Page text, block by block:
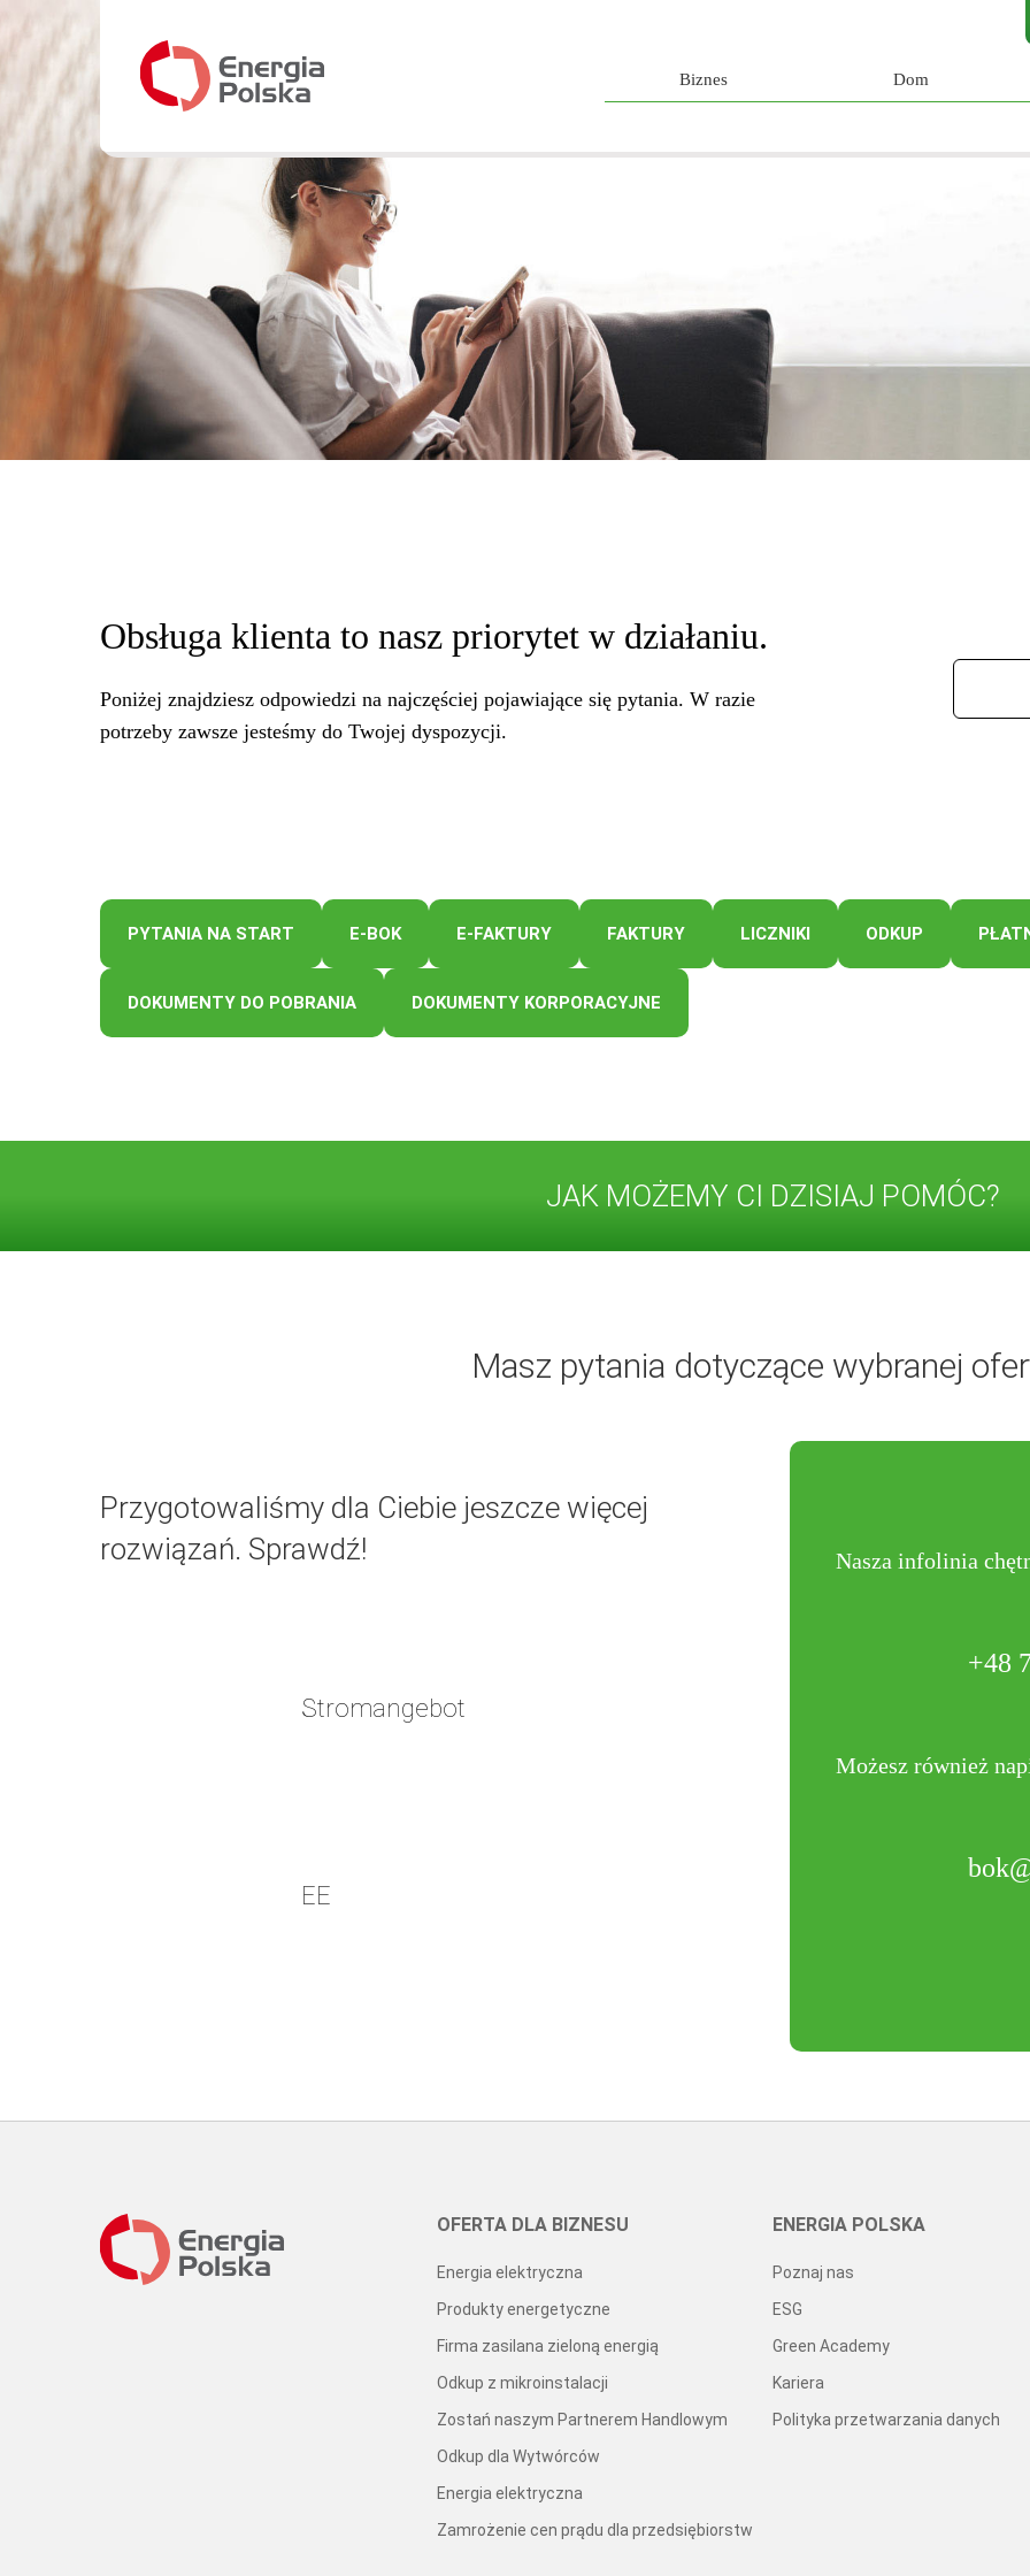
Biznes Dom
Obsługa klienta to nasz priorytet w działaniu.
Poniżej znajdziesz odpowiedzi na najczęściej pojawiające się pytania. W razie
potrzeby zawsze jesteśmy do Twojej dyspozycji.
PYTANIA NA START E-BOK E-FAKTURY FAKTURY LICZNIKI ODKUP
DOKUMENTY DO POBRANIA DOKUMENTY KORPORACYJNE
JAK MOŻEMY CI DZISIAJ POMÓC?
Masz pytania dotyczące wybranej
Przygotowaliśmy dla Ciebie jeszcze więcej
rozwiązań. Sprawdź!
Stromangebot
EE
Nasza infolinia
+48
Możesz również
OFERTA DLA BIZNESU
Energia elektryczna
Produkty energetyczne
Firma zasilana zieloną energią
Odkup z mikroinstalacji
Zostań naszym Partnerem Handlowym
Odkup dla Wytwórców
Energia elektryczna
Zamrożenie cen prądu dla przedsiębiorstw
ENERGIA POLSKA
Poznaj nas
ESG
Green Academy
Kariera
Polityka przetwarzania danych